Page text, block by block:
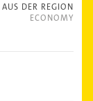
AUS DER REGION
ECONOMY